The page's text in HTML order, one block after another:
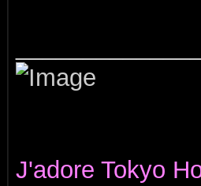
J'adore Tokyo